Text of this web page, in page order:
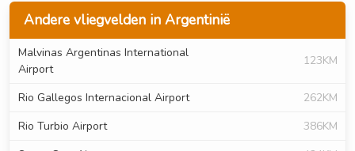
Andere vliegvelden in Argentinië
Malvinas Argentinas International
Airport
123KM
Rio Gallegos Internacional Airport
262KM
Rio Turbio Airport
386KM